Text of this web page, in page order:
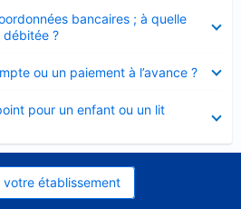
bancaires ; à quelle
?
ou un paiement à l’avance ?
pour un enfant ou un lit
votre établissement